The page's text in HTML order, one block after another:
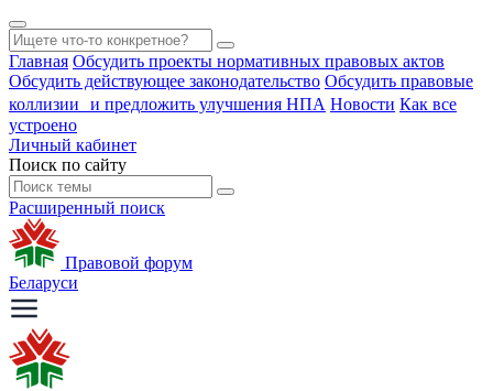
Главная Обсудить проекты нормативных правовых актов
Обсудить действующее законодательство Обсудить правовые
коллизии и предложить улучшения НПА Новости Как все
устроено
Личный кабинет
Поиск по сайту
Расширенный поиск
Правовой форум
Беларуси